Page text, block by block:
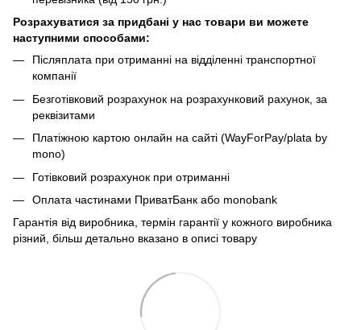
Розрахуватися за придбані у нас товари ви можете
наступними способами:
Післяплата при отриманні на відділенні транспортної
компанії
Безготівковий розрахунок на розрахунковий рахунок, за
реквізитами
Платіжною картою онлайн на сайті (WayForPay/plata by
mono)
Готівковий розрахунок при отриманні
Оплата частинами ПриватБанк або monobank
Гарантія від виробника, термін гарантії у кожного виробника
різний, більш детально вказано в описі товару